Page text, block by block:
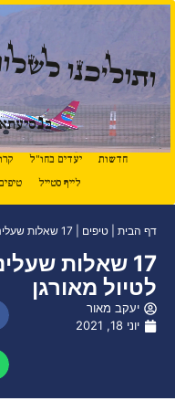
ותוליכנו
בנ
חדשות יעדים בחו"ל
לייף סטייל
טיפים
דף הבית טיפים 17 שאלות שעלינו לברר לפני שנרשמים לטיול מאורגן
17 שאלות
לטיול מאורגן
יעקב מאור
יוני 18, 2021